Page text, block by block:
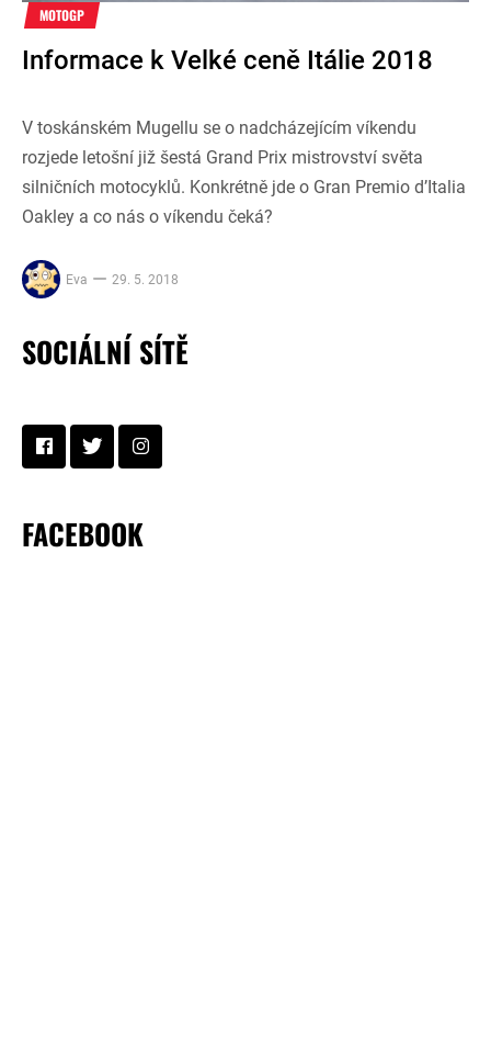
MOTOGP
Informace k Velké ceně Itálie 2018
V toskánském Mugellu se o nadcházejícím víkendu
rozjede letošní již šestá Grand Prix mistrovství světa
silničních motocyklů. Konkrétně jde o Gran Premio d’Italia
Oakley a co nás o víkendu čeká?
Eva 29. 5. 2018
SOCIÁLNÍ SÍTĚ
FACEBOOK